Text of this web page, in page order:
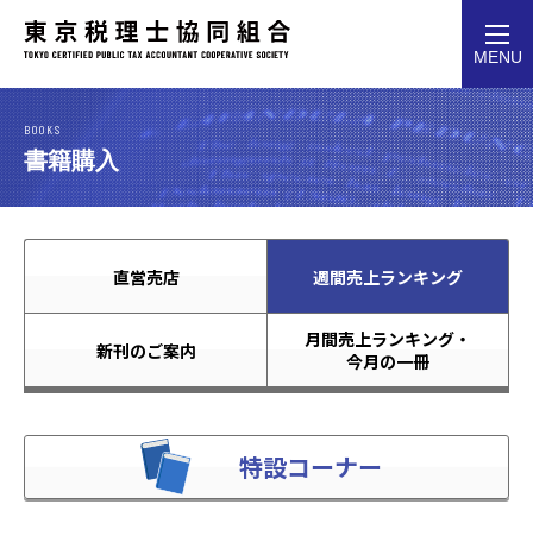
MENU
BOOKS
書籍購入
直営売店 週間売上ランキング
新刊のご案内
月間売上ランキング・
今月の一冊
特設コーナー